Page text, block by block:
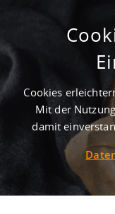
Moderne
| Top-
Baden-Baden
Cookies
Mit der
damit